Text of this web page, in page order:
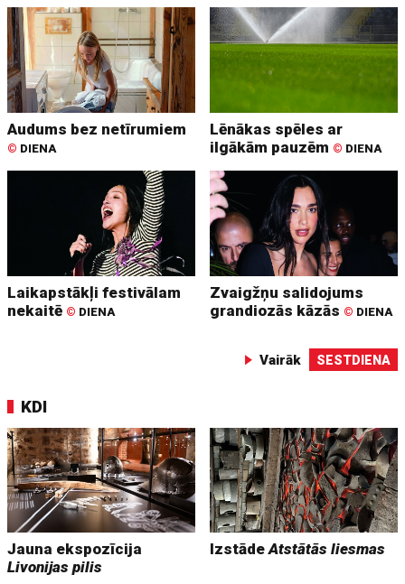
Audums bez netīrumiem
© DIENA
Lēnākas spēles ar
ilgākām pauzēm © DIENA
Laikapstākļi festivālam
nekaitē © DIENA
Zvaigžņu salidojums
grandiozās kāzās © DIENA
Vairāk SESTDIENA
KDI
Jauna ekspozīcija
Livonijas pilis
IzstādeAtstātās liesmas